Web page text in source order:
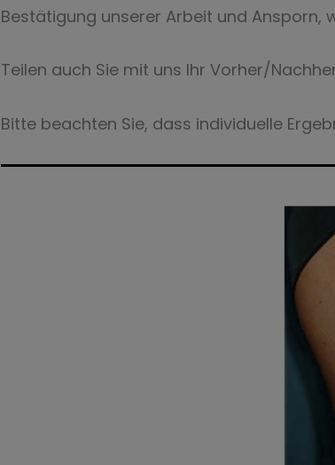
Bestätigung unserer Arbeit und Ansporn,
Teilen auch Sie mit uns Ihr Vorher/
Bitte beachten Sie, dass individuelle